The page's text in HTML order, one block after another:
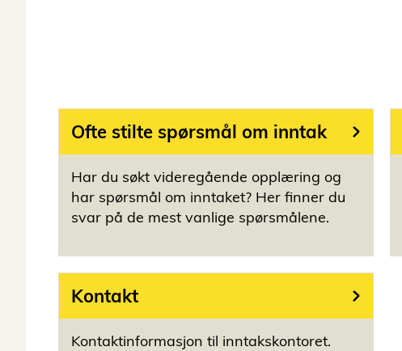
Ofte stilte spørsmål om inntak
Har du søkt videregående opplæring og
har spørsmål om inntaket? Her finner du
svar på de mest vanlige spørsmålene.
Kontakt
Kontaktinformasjon til inntakskontoret.